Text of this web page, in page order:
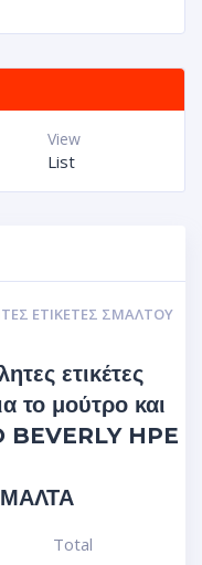
View
List
ΕΤΙΚΈΤΕΣ ΣΜΆΛΤΟΥ
ετικέτες
το μούτρο και
BEVERLY HPE
Total